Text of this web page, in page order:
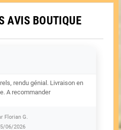
AVIS BOUTIQUE
rendu génial. Livraison en
A recommander
Florian G.
06/2026